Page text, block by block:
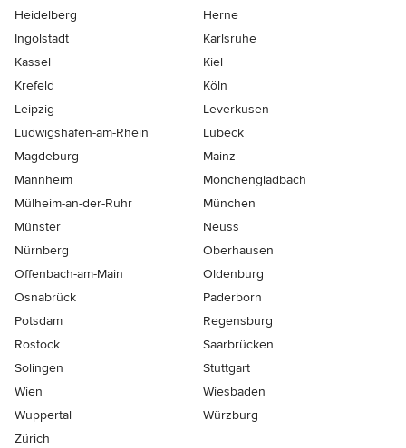
Heidelberg
Herne
Ingolstadt
Karlsruhe
Kassel
Kiel
Krefeld
Köln
Leipzig
Leverkusen
Ludwigshafen-am-Rhein
Lübeck
Magdeburg
Mainz
Mannheim
Mönchen­gladbach
Mülheim-an-der-Ruhr
München
Münster
Neuss
Nürnberg
Oberhausen
Offenbach-am-Main
Oldenburg
Osnabrück
Paderborn
Potsdam
Regensburg
Rostock
Saarbrücken
Solingen
Stuttgart
Wien
Wiesbaden
Wuppertal
Würzburg
Zürich